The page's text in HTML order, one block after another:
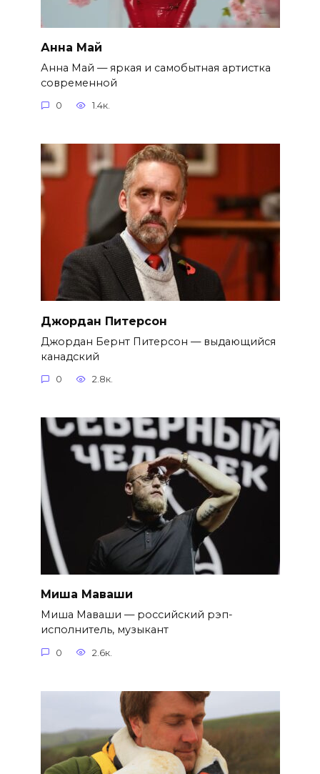
Анна Май
Анна Май — яркая и самобытная артистка
современной
0 1.4к.
Джордан Питерсон
Джордан Бернт Питерсон — выдающийся
канадский
0 2.8к.
Миша Маваши
Миша Маваши — российский рэп-
исполнитель, музыкант
0 2.6к.